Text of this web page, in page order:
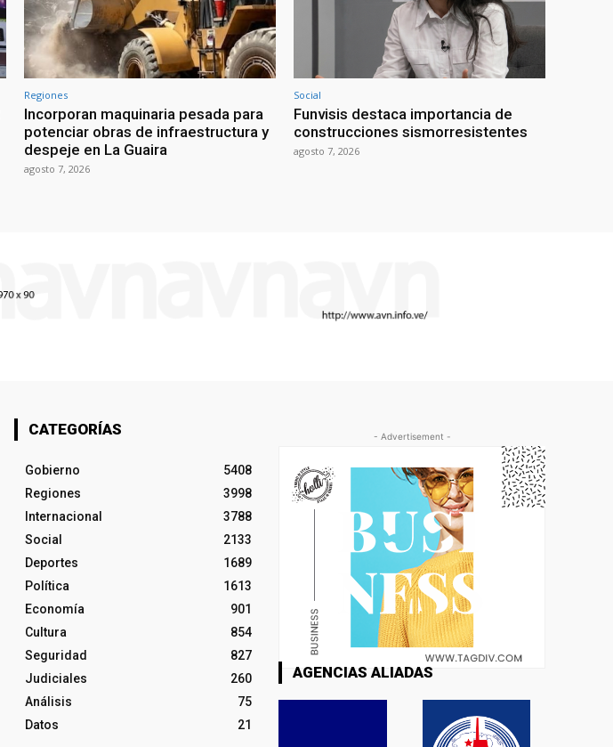
Regiones
Incorporan maquinaria pesada para
potenciar obras de infraestructura y
despeje en La Guaira
agosto 7, 2026
Social
Funvisis destaca importancia de
construcciones sismorresistentes
agosto 7, 2026
CATEGORÍAS
Gobierno
5408
Regiones
3998
Internacional
3788
Social
2133
Deportes
1689
Política
1613
Economía
901
Cultura
854
Seguridad
827
Judiciales
260
Análisis
75
Datos
21
- Advertisement -
AGENCIAS ALIADAS